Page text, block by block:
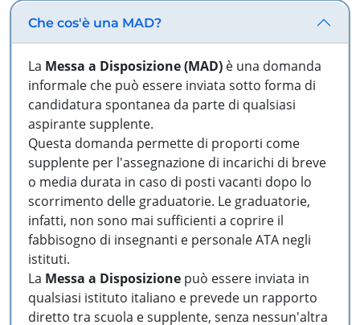
Che cos'è una MAD?
La Messa a Disposizione (MAD) è una domanda
informale che può essere inviata sotto forma di
candidatura spontanea da parte di qualsiasi
aspirante supplente.
Questa domanda permette di proporti come
supplente per l'assegnazione di incarichi di breve
o media durata in caso di posti vacanti dopo lo
scorrimento delle graduatorie. Le graduatorie,
infatti, non sono mai sufficienti a coprire il
fabbisogno di insegnanti e personale ATA negli
istituti.
La Messa a Disposizione può essere inviata in
qualsiasi istituto italiano e prevede un rapporto
diretto tra scuola e supplente, senza nessun'altra